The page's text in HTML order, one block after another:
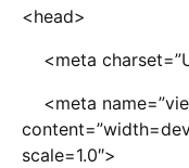
<head>
<meta
<meta
scale=1.0″>